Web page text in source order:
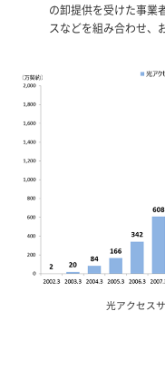
の卸提供を受けた事業
スなどを組み合わせ、
光アクセス